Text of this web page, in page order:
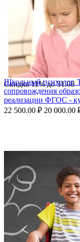
Скидка11%до31.08
Школьный психолог.
сопровождения
реализации ФГОС -
22 500.00 ₽ 20 000.00